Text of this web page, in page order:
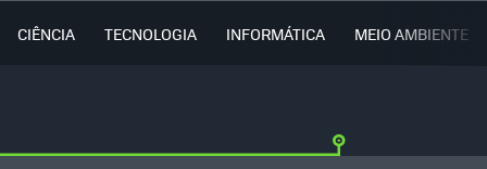
CIÊNCIA TECNOLOGIA INFORMÁTICA MEIO AMBIENTE